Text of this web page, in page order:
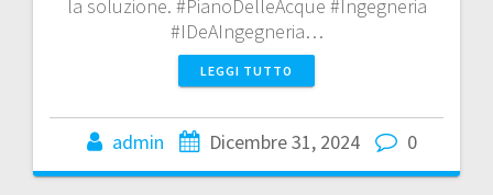
la soluzione. #PianoDelleAcque #Ingegneria
#IDeAIngegneria…
LEGGI TUTTO
admin Dicembre 31, 2024 0